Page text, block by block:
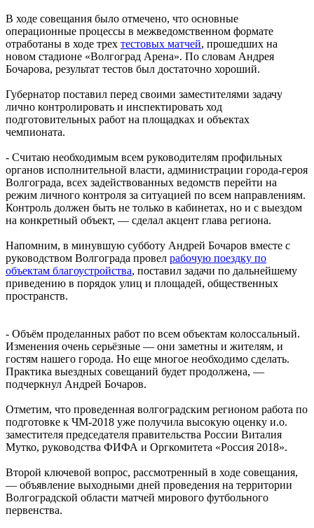
В ходе совещания было отмечено, что основные
операционные процессы в межведомственном формате
отработаны в ходе трех тестовых матчей, прошедших на
новом стадионе «Волгоград Арена». По словам Андрея
Бочарова, результат тестов был достаточно хороший.
Губернатор поставил перед своими заместителями задачу
лично контролировать и инспектировать ход
подготовительных работ на площадках и объектах
чемпионата.
- Считаю необходимым всем руководителям профильных
органов исполнительной власти, администрации города-героя
Волгограда, всех задействованных ведомств перейти на
режим личного контроля за ситуацией по всем направлениям.
Контроль должен быть не только в кабинетах, но и с выездом
на конкретный объект, — сделал акцент глава региона.
Напомним, в минувшую субботу Андрей Бочаров вместе с
руководством Волгограда провел рабочую поездку по
объектам благоустройства, поставил задачи по дальнейшему
приведению в порядок улиц и площадей, общественных
пространств.
- Объём проделанных работ по всем объектам колоссальный.
Изменения очень серьёзные — они заметны и жителям, и
гостям нашего города. Но еще многое необходимо сделать.
Практика выездных совещаний будет продолжена, —
подчеркнул Андрей Бочаров.
Отметим, что проведенная волгоградским регионом работа по
подготовке к ЧМ-2018 уже получила высокую оценку и.о.
заместителя председателя правительства России Виталия
Мутко, руководства ФИФА и Оргкомитета «Россия 2018».
Второй ключевой вопрос, рассмотренный в ходе совещания,
— объявление выходными дней проведения на территории
Волгоградской области матчей мирового футбольного
первенства.